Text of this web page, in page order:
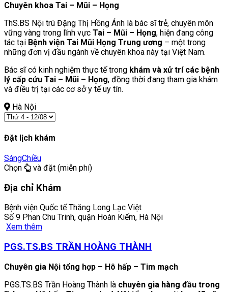
Chuyên khoa Tai – Mũi – Họng
ThS.BS Nội trú Đặng Thị Hồng Ánh là bác sĩ trẻ, chuyên môn
vững vàng trong lĩnh vực Tai – Mũi – Họng, hiện đang công
tác tại Bệnh viện Tai Mũi Họng Trung ương – một trong
những đơn vị đầu ngành về chuyên khoa này tại Việt Nam.
Bác sĩ có kinh nghiệm thực tế trong khám và xử trí các bệnh
lý cấp cứu Tai – Mũi – Họng, đồng thời đang tham gia khám
và điều trị tại các cơ sở y tế uy tín.
Hà Nội
Đặt lịch khám
SángChiều
Chọn
và đặt (miễn phí)
Địa chỉ Khám
Bệnh viện Quốc tế Thăng Long Lạc Việt
Số 9 Phan Chu Trinh, quận Hoàn Kiếm, Hà Nội
Xem thêm
PGS.TS.BS TRẦN HOÀNG THÀNH
Chuyên gia Nội tổng hợp – Hô hấp – Tim mạch
PGS.TS.BS Trần Hoàng Thành là chuyên gia hàng đầu trong